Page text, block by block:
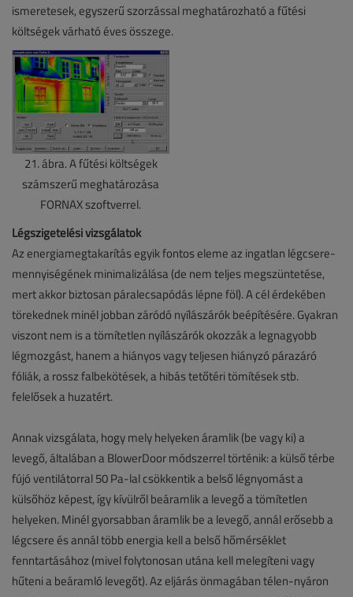
ismeretesek, egyszerű szorzással meghatározható a fűtési
költségek várható éves összege.
21. ábra. A fűtési költségek
számszerű meghatározása
FORNAX szoftverrel.
Légszigetelési vizsgálatok
Az energiamegtakarítás egyik fontos eleme az ingatlan légcsere-
mennyiségének minimalizálása (de nem teljes megszüntetése,
mert akkor biztosan páralecsapódás lépne föl). A cél érdekében
törekednek minél jobban záródó nyílászárók beépítésére. Gyakran
viszont nem is a tömítetlen nyílászárók okozzák a legnagyobb
légmozgást, hanem a hiányos vagy teljesen hiányzó párazáró
fóliák, a rossz falbekötések, a hibás tetőtéri tömítések stb.
felelősek a huzatért.
Annak vizsgálata, hogy mely helyeken áramlik (be vagy ki) a
levegő, általában a BlowerDoor módszerrel történik: a külső térbe
fújó ventilátorral 50 Pa-lal csökkentik a belső légnyomást a
külsőhöz képest, így kívülről beáramlik a levegő a tömítetlen
helyeken. Minél gyorsabban áramlik be a levegő, annál erősebb a
légcsere és annál több energia kell a belső hőmérséklet
fenntartásához (mivel folytonosan utána kell melegíteni vagy
hűteni a beáramló levegőt). Az eljárás önmagában télen-nyáron